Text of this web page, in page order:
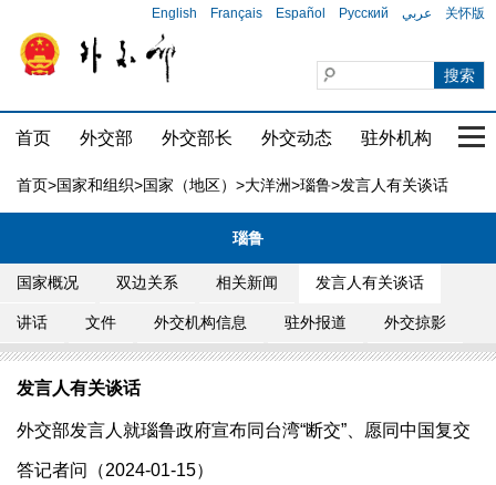
English Français Español Русский عربي 关怀版
首页 外交部 外交部长 外交动态 驻外机构 国
首页>国家和组织>国家（地区） >大洋洲>瑙鲁>发言人有关谈话
瑙鲁
国家概况 双边关系 相关新闻 发言人有关谈话
讲话 文件 外交机构信息 驻外报道 外交掠影
发言人有关谈话
外交部发言人就瑙鲁政府宣布同台湾“断交”、愿同中国复交
答记者问（2024-01-15）